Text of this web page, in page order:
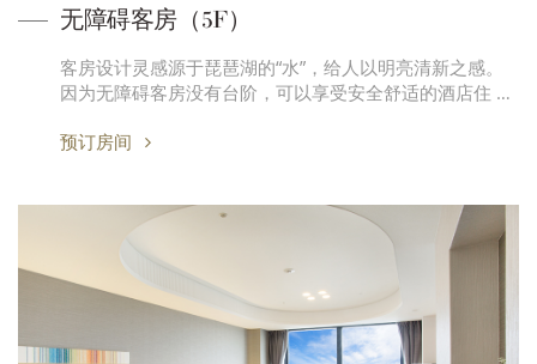
无障碍客房（5F）
客房设计灵感源于琵琶湖的“水”，给人以明亮清新之感。
因为无障碍客房没有台阶，可以享受安全舒适的酒店住 …
预订房间